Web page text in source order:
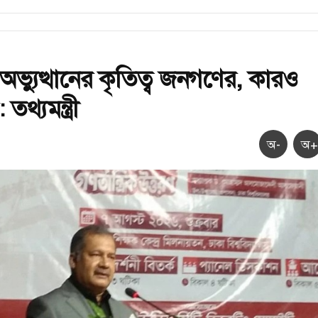
কৃতিত্ব জনগণের, কারও
অ- অ+